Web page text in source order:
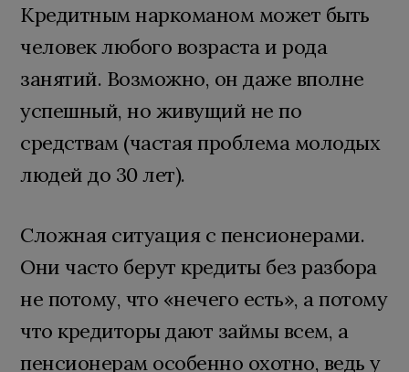
Кредитным наркоманом может быть
человек любого возраста и рода
занятий. Возможно, он даже вполне
успешный, но живущий не по
средствам (частая проблема молодых
людей до 30 лет).
Сложная ситуация с пенсионерами.
Они часто берут кредиты без разбора
не потому, что «нечего есть», а потому
что кредиторы дают займы всем, а
пенсионерам особенно охотно, ведь у